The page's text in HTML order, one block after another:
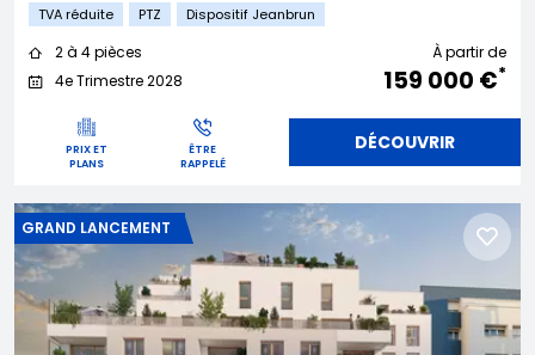
TVA réduite PTZ Dispositif Jeanbrun
2 à 4 pièces
4e Trimestre 2028
À partir de
159 000 €*
PRIX ET
PLANS
ÊTRE
RAPPELÉ
DÉCOUVRIR
GRAND LANCEMENT